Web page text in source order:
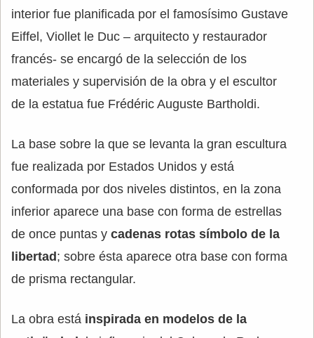
interior fue planificada por el famosísimo Gustave
Eiffel, Viollet le Duc – arquitecto y restaurador
francés- se encargó de la selección de los
materiales y supervisión de la obra y el escultor
de la estatua fue Frédéric Auguste Bartholdi.
La base sobre la que se levanta la gran escultura
fue realizada por Estados Unidos y está
conformada por dos niveles distintos, en la zona
inferior aparece una base con forma de estrellas
de once puntas y cadenas rotas símbolo de la
libertad ; sobre ésta aparece otra base con forma
de prisma rectangular.
La obra está inspirada en modelos de la